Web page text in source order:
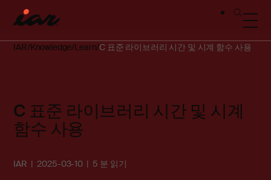
IAR Knowledge Learn C 표준 라이브러리 시간 및 시계 함수 사용
C 표준 라이브러리 시간 및 시계
함수 사용
IAR 2025-03-10 5 분 읽기